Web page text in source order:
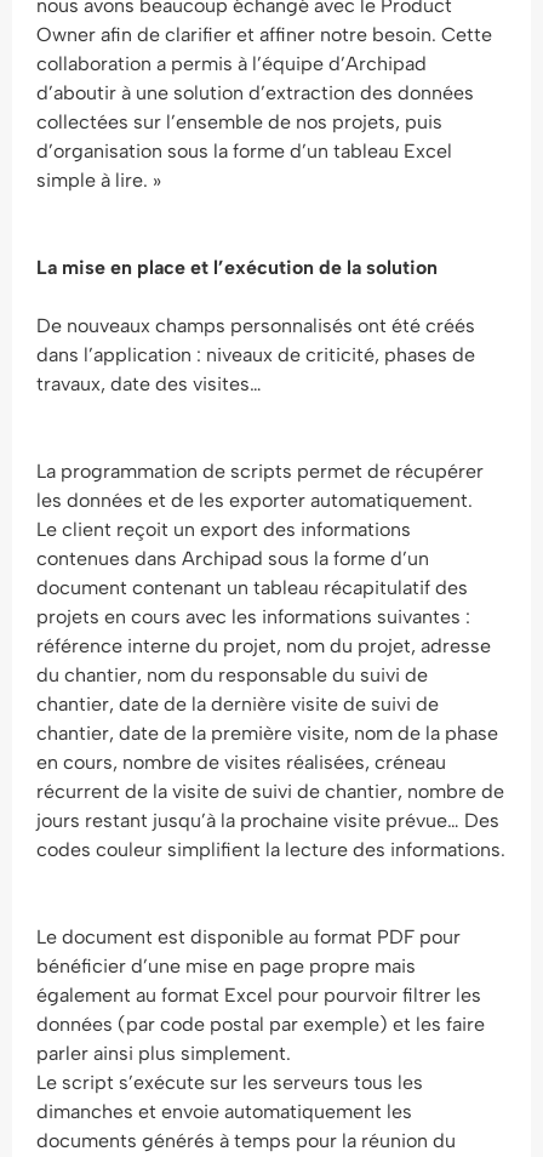
nous avons beaucoup échangé avec le Product
Owner afin de clarifier et affiner notre besoin. Cette
collaboration a permis à l’équipe d’Archipad
d’aboutir à une solution d’extraction des données
collectées sur l’ensemble de nos projets, puis
d’organisation sous la forme d’un tableau Excel
simple à lire. »
La mise en place et l’exécution de la solution
De nouveaux champs personnalisés ont été créés
dans l’application : niveaux de criticité, phases de
travaux, date des visites…
La programmation de scripts permet de récupérer
les données et de les exporter automatiquement.
Le client reçoit un export des informations
contenues dans Archipad sous la forme d’un
document contenant un tableau récapitulatif des
projets en cours avec les informations suivantes :
référence interne du projet, nom du projet, adresse
du chantier, nom du responsable du suivi de
chantier, date de la dernière visite de suivi de
chantier, date de la première visite, nom de la phase
en cours, nombre de visites réalisées, créneau
récurrent de la visite de suivi de chantier, nombre de
jours restant jusqu’à la prochaine visite prévue… Des
codes couleur simplifient la lecture des informations.
Le document est disponible au format PDF pour
bénéficier d’une mise en page propre mais
également au format Excel pour pourvoir filtrer les
données (par code postal par exemple) et les faire
parler ainsi plus simplement.
Le script s’exécute sur les serveurs tous les
dimanches et envoie automatiquement les
documents générés à temps pour la réunion du